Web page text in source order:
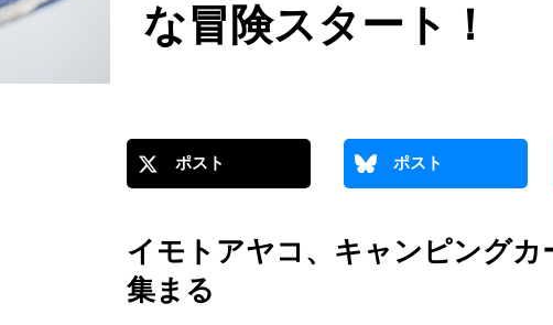
な冒険スタート！
ポスト ポスト
イモトアヤコ、キャンピングカ
集まる